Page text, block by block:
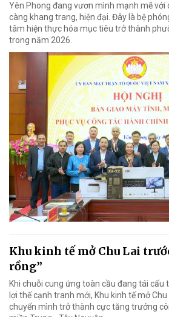
Yên Phong đang vươn mình mạnh mẽ với
càng khang trang, hiện đại. Đây là bệ
tâm hiện thực hóa mục tiêu trở thành
trong năm 2026.
Khu kinh tế mở Chu Lai
rồng”
Khi chuỗi cung ứng toàn cầu đang tái
lợi thế cạnh tranh mới, Khu kinh tế mở
chuyển mình trở thành cực tăng trưởng